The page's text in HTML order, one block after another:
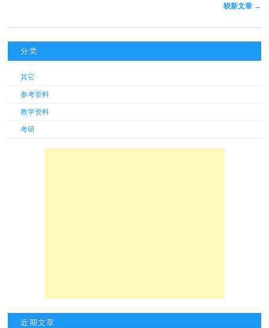
较新文章 →
分类
其它
参考资料
教学资料
考研
近期文章